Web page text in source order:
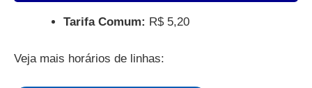
Tarifa Comum: R$ 5,20
Veja mais horários de linhas: